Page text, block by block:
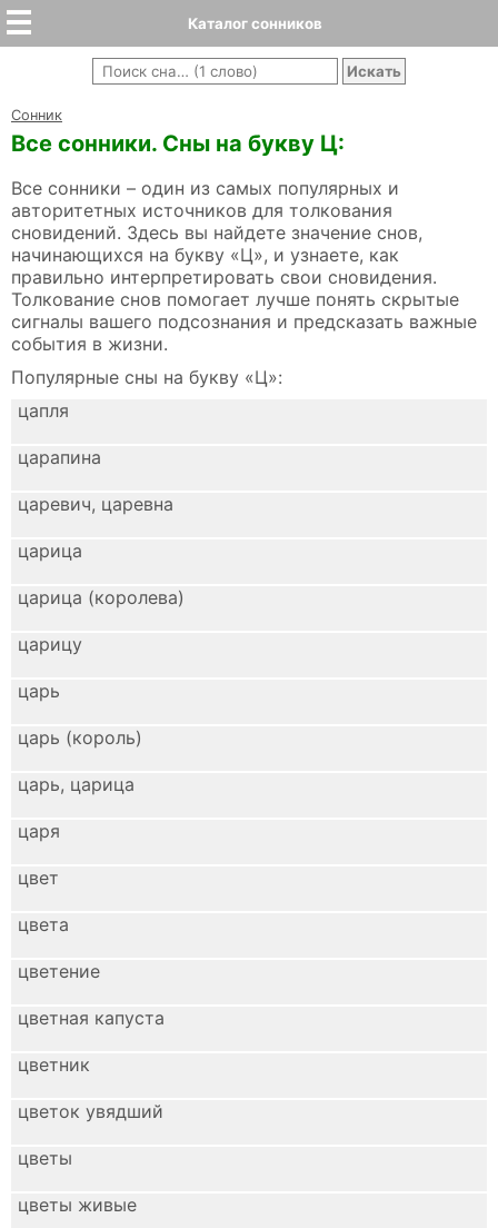
Каталог сонников
Cонник
Все сонники. Сны на букву Ц:
Все сонники – один из самых популярных и
авторитетных источников для толкования
сновидений. Здесь вы найдете значение снов,
начинающихся на букву «Ц», и узнаете, как
правильно интерпретировать свои сновидения.
Толкование снов помогает лучше понять скрытые
сигналы вашего подсознания и предсказать важные
события в жизни.
Популярные сны на букву «Ц»:
цапля
царапина
царевич, царевна
царица
царица (королева)
царицу
царь
царь (король)
царь, царица
царя
цвет
цвета
цветение
цветная капуста
цветник
цветок увядший
цветы
цветы живые